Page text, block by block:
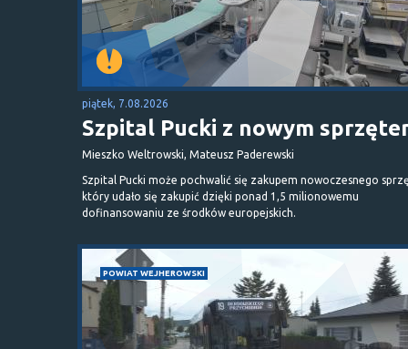
piątek, 7.08.2026
Szpital Pucki z nowym
Mieszko Weltrowski, Mateusz Paderewski
Szpital Pucki może pochwalić się zakupem nowoczesnego
który udało się zakupić dzięki ponad 1,5 milionowemu
dofinansowaniu ze środków europejskich.
POWIAT WEJHEROWSKI